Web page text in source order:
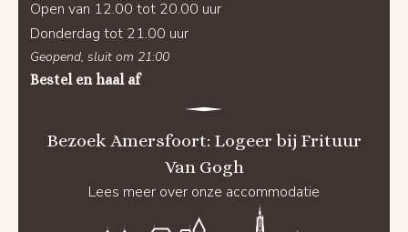
Open van 12.00 tot 20.00 uur
Donderdag tot 21.00 uur
Geopend, sluit om 21:00
Bestel en haal af
Bezoek Amersfoort: Logeer bij Frituur
Van Gogh
Lees meer over onze accommodatie